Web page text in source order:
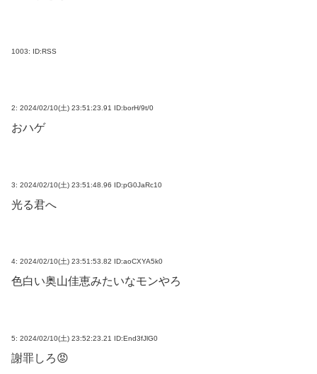
1003: ID:RSS
2: 2024/02/10(土) 23:51:23.91 ID:borH/9t/0
おハゲ
3: 2024/02/10(土) 23:51:48.96 ID:pG0JaRc10
光る君へ
4: 2024/02/10(土) 23:51:53.82 ID:aoCXYA5k0
色白い奥山佳恵みたいなモンやろ
5: 2024/02/10(土) 23:52:23.21 ID:End3fJlG0
謝罪しろ😡